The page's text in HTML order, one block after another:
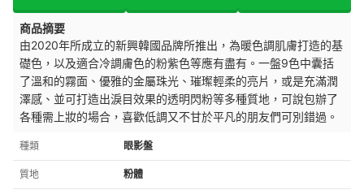
商品摘要
由2020年所成立的新興韓國品牌所推出，為暖色調肌膚打造的基
礎色，以及適合冷調膚色的粉紫色等應有盡有。 一盤9色中囊括
了溫和的霧面、優雅的金屬珠光、璀璨輕柔的亮片，或是充滿潤
澤感、並可打造出淚目效果的透明閃粉等多種質地，可說包辦了
各種需上妝的場合，喜歡低調又不甘於平凡的朋友們可別錯過。
種類 眼影盤
質地 粉體